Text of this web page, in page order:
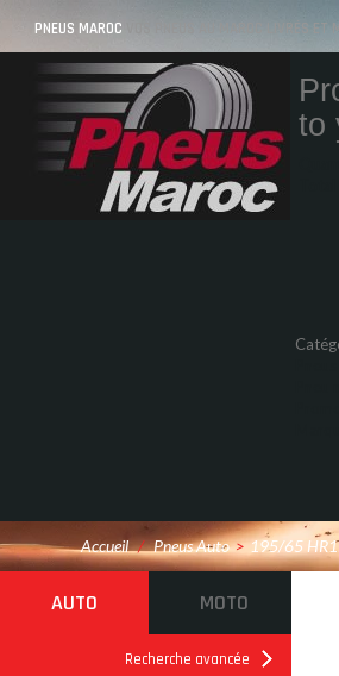
PNEUS MAROC VOS PNEUS AU MAROC LIVRÉS ET
to
Accueil / Pneus Auto > 195/65
AUTO MOTO
Recherche avancée